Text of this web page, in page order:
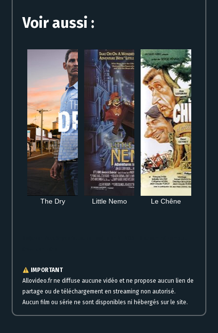
Voir aussi :
The Dry Little Nemo Le Chêne
IMPORTANT
Allovideo.fr ne diffuse aucune vidéo et ne propose aucun lien de
partage ou de téléchargement en streaming non autorisé.
Aucun film ou série ne sont disponibles ni hébergés sur le site.